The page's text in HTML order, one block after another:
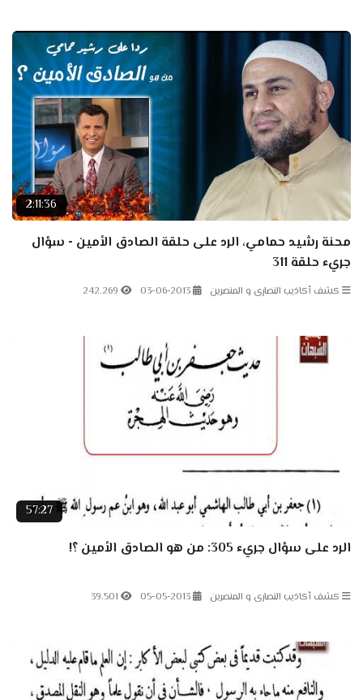
2:11:36
محنة رشيد حمامي، الرد على حلقة الصادق الأمين - سؤال
جريء حلقة 311
كشف أكاذيب النصارى و المنصرين 03-06-2013
242.269
57:27
الرد على سؤال جريء 305: من هو الصادق الأمين ؟!
كشف أكاذيب النصارى و المنصرين 05-05-2013
39.501